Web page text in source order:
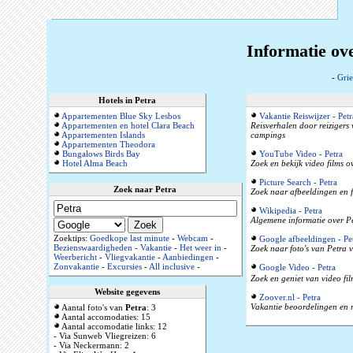
Informatie
-
Hotels in Petra
Appartementen Blue Sky Lesbos
Appartementen en hotel Clara Beach
Appartementen Islands
Appartementen Theodora
Bungalows Birds Bay
Hotel Alma Beach
Zoek naar Petra
Zoektips: Goedkope last minute- Webcam-
Bezienswaardigheden- Vakantie- Het weer in-
Weerbericht- Vliegvakantie-Aanbiedingen-
Zonvakantie- Excursies-All inclusive-
Website gegevens
Aantal foto's van Petra: 3
Aantal accomodaties: 15
Aantal accomodatie links: 12
- Via Sunweb Vliegreizen: 6
- Via Neckermann: 2
Vakantie Reiswijzer -
Reisverhalen door reizigers
campings
YouTube Video - Petra
Zoek en bekijk video films
Picture Search - Petra
Zoek naar afbeeldingen en
Wikipedia - Petra
Algemene informatie over
Google afbeeldingen -
Zoek naar foto's van Petra
Google Video - Petra
Zoek en geniet van video
Zoover.nl - Petra
Vakantie beoordelingen en